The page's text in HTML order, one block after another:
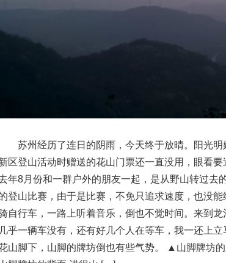
苏州经历了连日的阴雨，今天终于放晴。阳光
区登山活动时赠送的花山门票还一直没用，眼看
年8月份和一群户外的朋友一起，是从野山转过去
登山比赛，由于是比赛，不免只追求速度，也没
自行车，一路上听着音乐，倒也不觉时间。来到
几乎一辆车没有，还有好几个人在等车，我一还上
山脚下，山脚的牌坊倒也有些气势。 ▲山脚牌坊